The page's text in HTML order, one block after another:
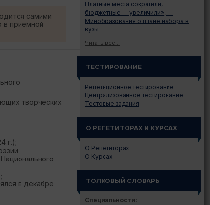
самими
в приемной
творческих
г.);
в декабре
Платные места сократили,
бюджетные — увеличили», —
Минобразования о плане набора в
вузы
Читать все...
ТЕСТИРОВАНИЕ
Репетиционное тестирование
Централизованное тестирование
Тестовые задания
О РЕПЕТИТОРАХ И КУРСАХ
О Репетиторах
О Курсах
ТОЛКОВЫЙ СЛОВАРЬ
Специальности: